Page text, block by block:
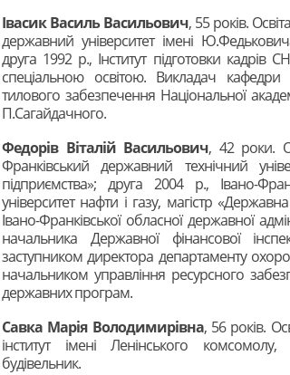
Івасик Василь Васильович, 55 років.
державний університет імені
друга 1992 р., Інститут підготовки
спеціальною освітою. Викладач кафедри
тилового забезпечення Національної
П.Сагайдачного.
Федорів Віталій Васильович, 42 роки.
Франківський державний технічний
підприємства»; друга 2004 р., Івано-
університет нафти і газу, магістр
Івано-Франківської обласної державної
начальника Державної фінансової
заступником директора департаменту
начальником управління ресурсного
державних програм.
Савка Марія Володимирівна, 56 років.
інститут імені Ленінського
будівельник.